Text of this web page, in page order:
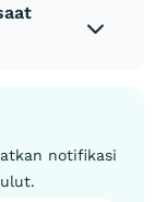
notifikasi